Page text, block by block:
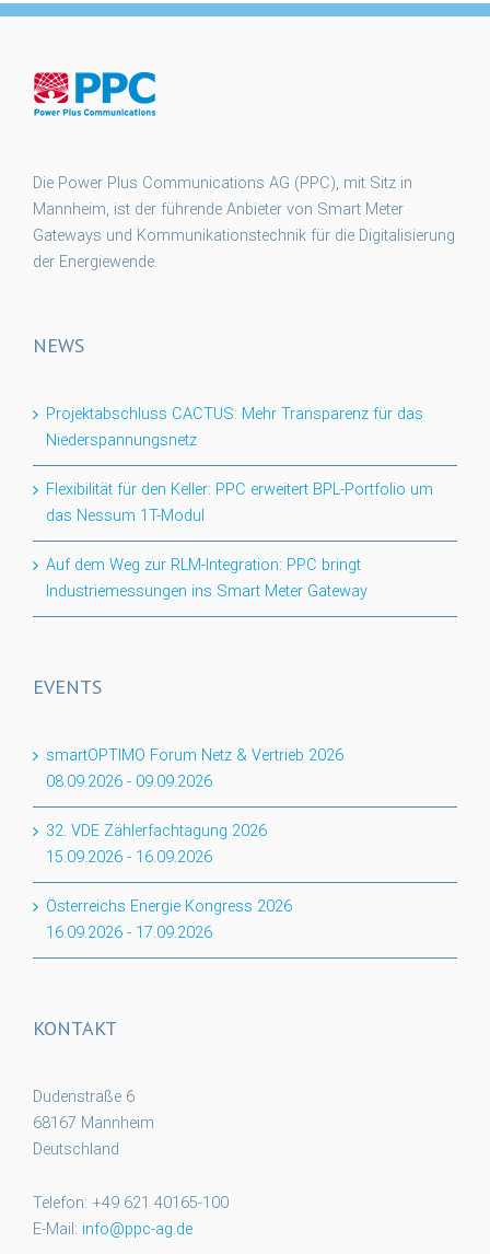
Die Power Plus Communications AG (PPC), mit Sitz in
Mannheim, ist der führende Anbieter von Smart Meter
Gateways und Kommunikationstechnik für die Digitalisierung
der Energiewende.
NEWS
Projektabschluss CACTUS: Mehr Transparenz für das
Niederspannungsnetz
Flexibilität für den Keller: PPC erweitert BPL-Portfolio um
das Nessum 1T-Modul
Auf dem Weg zur RLM-Integration: PPC bringt
Industriemessungen ins Smart Meter Gateway
EVENTS
smartOPTIMO Forum Netz & Vertrieb 2026
08.09.2026 - 09.09.2026
32. VDE Zählerfachtagung 2026
15.09.2026 - 16.09.2026
Österreichs Energie Kongress 2026
16.09.2026 - 17.09.2026
KONTAKT
Dudenstraße 6
68167 Mannheim
Deutschland
Telefon: +49 621 40165-100
E-Mail: info@ppc-ag.de